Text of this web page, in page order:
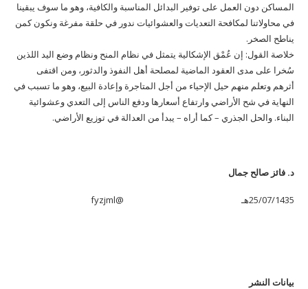
المساكن دون العمل على توفير البدائل المناسبة والكافية، وهو ما سوف يبقينا
في محاولاتنا لمكافحة التعديات والعشوائيات ندور في حلقة مفرغة ونكون كمن
يناطح الصخر.
خلاصة القول: إن عُمْق الإشكالية يتمثل في نظام المنح ونظام وضع اليد اللذين
سُخرا على مدى العقود الماضية لمصلحة أهل النفوذ والدثور، ومن اقتفى
أثرهم وتعلم منهم حيل الإحياء من أجل المتاجرة وإعادة البيع، وهو ما تسبب في
النهاية في شح الأراضي وارتفاع أسعارها ودفع الناس إلى التعدي وعشوائية
البناء. والحل الجذري – كما أراه – يبدأ من العدالة في توزيع الأراضي.
د. فائز صالح جمال
25/07/1435هـ @fyzjml
بيانات النشر